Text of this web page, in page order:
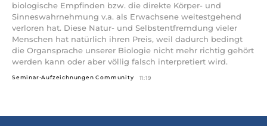
biologische Empfinden bzw. die direkte Körper- und
Sinneswahrnehmung v.a. als Erwachsene weitestgehend
verloren hat. Diese Natur- und Selbstentfremdung vieler
Menschen hat natürlich ihren Preis, weil dadurch bedingt
die Organsprache unserer Biologie nicht mehr richtig gehört
werden kann oder aber völlig falsch interpretiert wird.
Seminar-Aufzeichnungen Community 11:19